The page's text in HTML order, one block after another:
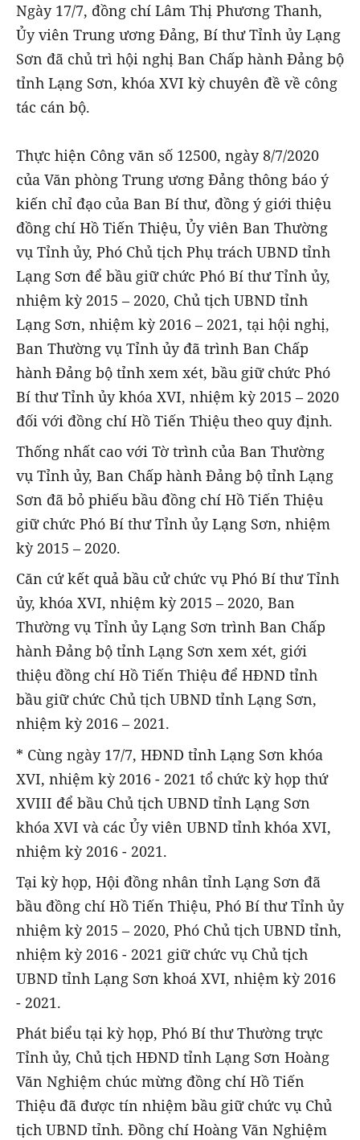
Ngày 17/7, đồng chí Lâm Thị Phương Thanh,
Ủy viên Trung ương Đảng, Bí thư Tỉnh ủy Lạng
Sơn đã chủ trì hội nghị Ban Chấp hành Đảng bộ
tỉnh Lạng Sơn, khóa XVI kỳ chuyên đề về công
tác cán bộ.
Thực hiện Công văn số 12500, ngày 8/7/2020
của Văn phòng Trung ương Đảng thông báo ý
kiến chỉ đạo của Ban Bí thư, đồng ý giới thiệu
đồng chí Hồ Tiến Thiệu, Ủy viên Ban Thường
vụ Tỉnh ủy, Phó Chủ tịch Phụ trách UBND tỉnh
Lạng Sơn để bầu giữ chức Phó Bí thư Tỉnh ủy,
nhiệm kỳ 2015 – 2020, Chủ tịch UBND tỉnh
Lạng Sơn, nhiệm kỳ 2016 – 2021, tại hội nghị,
Ban Thường vụ Tỉnh ủy đã trình Ban Chấp
hành Đảng bộ tỉnh xem xét, bầu giữ chức Phó
Bí thư Tỉnh ủy khóa XVI, nhiệm kỳ 2015 – 2020
đối với đồng chí Hồ Tiến Thiệu theo quy định.
Thống nhất cao với Tờ trình của Ban Thường
vụ Tỉnh ủy, Ban Chấp hành Đảng bộ tỉnh Lạng
Sơn đã bỏ phiếu bầu đồng chí Hồ Tiến Thiệu
giữ chức Phó Bí thư Tỉnh ủy Lạng Sơn, nhiệm
kỳ 2015 – 2020.
Căn cứ kết quả bầu cử chức vụ Phó Bí thư Tỉnh
ủy, khóa XVI, nhiệm kỳ 2015 – 2020, Ban
Thường vụ Tỉnh ủy Lạng Sơn trình Ban Chấp
hành Đảng bộ tỉnh Lạng Sơn xem xét, giới
thiệu đồng chí Hồ Tiến Thiệu để HĐND tỉnh
bầu giữ chức Chủ tịch UBND tỉnh Lạng Sơn,
nhiệm kỳ 2016 – 2021.
* Cùng ngày 17/7, HĐND tỉnh Lạng Sơn khóa
XVI, nhiệm kỳ 2016 - 2021 tổ chức kỳ họp thứ
XVIII để bầu Chủ tịch UBND tỉnh Lạng Sơn
khóa XVI và các Ủy viên UBND tỉnh khóa XVI,
nhiệm kỳ 2016 - 2021.
Tại kỳ họp, Hội đồng nhân tỉnh Lạng Sơn đã
bầu đồng chí Hồ Tiến Thiệu, Phó Bí thư Tỉnh ủy
nhiệm kỳ 2015 – 2020, Phó Chủ tịch UBND tỉnh,
nhiệm kỳ 2016 - 2021 giữ chức vụ Chủ tịch
UBND tỉnh Lạng Sơn khoá XVI, nhiệm kỳ 2016
- 2021.
Phát biểu tại kỳ họp, Phó Bí thư Thường trực
Tỉnh ủy, Chủ tịch HĐND tỉnh Lạng Sơn Hoàng
Văn Nghiệm chúc mừng đồng chí Hồ Tiến
Thiệu đã được tín nhiệm bầu giữ chức vụ Chủ
tịch UBND tỉnh. Đồng chí Hoàng Văn Nghiệm